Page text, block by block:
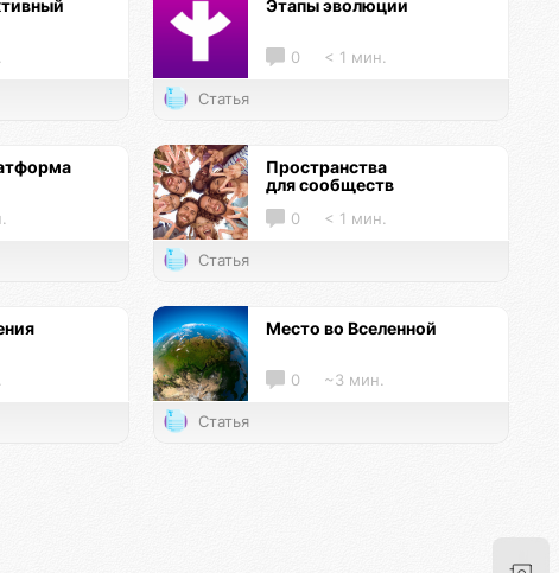
Этапы эволюции
0 < 1 мин.
Статья
Пространства
для сообществ
0 < 1 мин.
Статья
Место во Вселенной
0 ~3 мин.
Статья